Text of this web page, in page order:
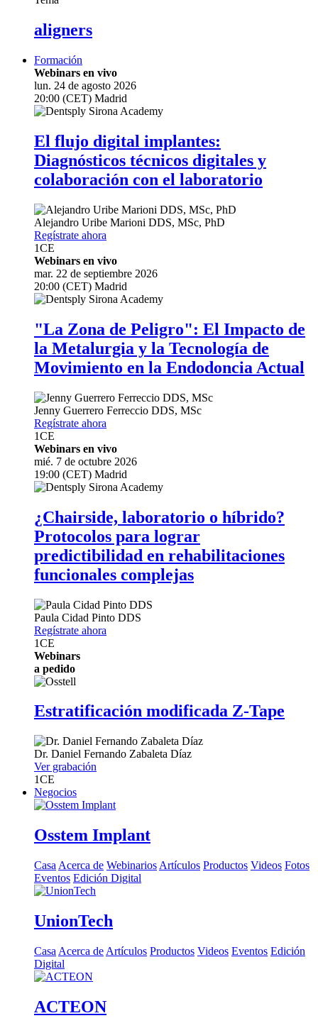
aligners
Formación
Webinars en vivo
lun. 24 de agosto 2026
20:00 (CET) Madrid
El flujo digital implantes:
Diagnósticos técnicos digitales y
colaboración con el laboratorio
Alejandro Uribe Marioni DDS, MSc, PhD
Regístrate ahora
1CE
Webinars en vivo
mar. 22 de septiembre 2026
20:00 (CET) Madrid
"La Zona de Peligro": El Impacto de
la Metalurgia y la Tecnología de
Movimiento en la Endodoncia Actual
Jenny Guerrero Ferreccio DDS, MSc
Regístrate ahora
1CE
Webinars en vivo
mié. 7 de octubre 2026
19:00 (CET) Madrid
¿Chairside, laboratorio o híbrido?
Protocolos para lograr
predictibilidad en rehabilitaciones
funcionales complejas
Paula Cidad Pinto DDS
Regístrate ahora
1CE
Webinars
a pedido
Estratificación modificada Z-Tape
Dr. Daniel Fernando Zabaleta Díaz
Ver grabación
1CE
Negocios
Osstem Implant
Casa Acerca de Webinarios Artículos Productos Videos Fotos
Eventos Edición Digital
UnionTech
Casa Acerca de Artículos Productos Videos Eventos Edición
Digital
ACTEON